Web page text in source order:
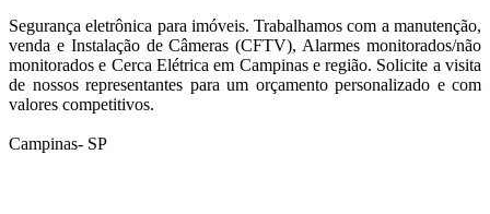
Segurança eletrônica para imóveis. Trabalhamos com a manutenção,
venda e Instalação de Câmeras (CFTV), Alarmes monitorados/não
monitorados e Cerca Elétrica em Campinas e região. Solicite a visita
de nossos representantes para um orçamento personalizado e com
valores competitivos.
Campinas- SP